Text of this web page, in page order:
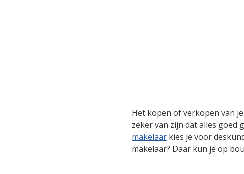
Het kopen of verkopen van
zeker van zijn dat alles goed
makelaar kies je voor
makelaar? Daar kun je op